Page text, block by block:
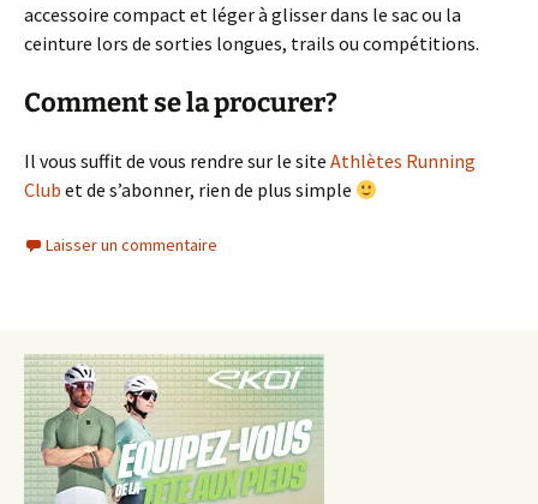
accessoire compact et léger à glisser dans le sac ou la
ceinture lors de sorties longues, trails ou compétitions.
Comment se la procurer?
Il vous suffit de vous rendre sur le site Athlètes Running
Club et de s’abonner, rien de plus simple
Laisser un commentaire